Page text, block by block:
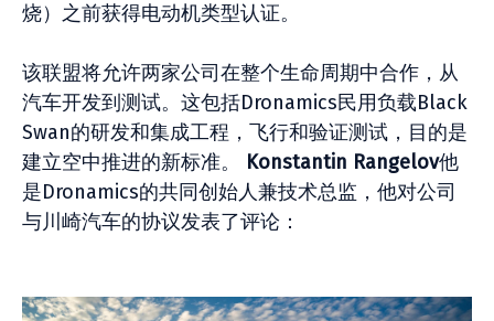
烧）之前获得电动机类型认证。
该联盟将允许两家公司在整个生命周期中合作，从
汽车开发到测试。这包括Dronamics民用负载Black
Swan的研发和集成工程，飞行和验证测试，目的是
建立空中推进的新标准。 Konstantin Rangelov他
是Dronamics的共同创始人兼技术总监，他对公司
与川崎汽车的协议发表了评论：